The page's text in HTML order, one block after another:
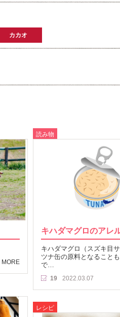
カカオ
MORE
読み物
キハダマグロのアレ
キハダマグロ（スズキ目
ツナ缶の原料となること
で…
19 2022.03.07
レシピ